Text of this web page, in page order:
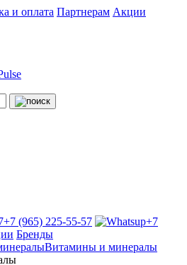
и оплата Партнерам Акции
+7 (965) 225-55-57
+7
Бренды
Витамины и минералы